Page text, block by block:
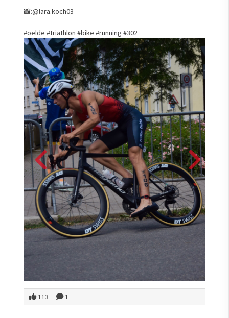
📸:@lara.koch03
#oelde #triathlon #bike #running #302
113 1